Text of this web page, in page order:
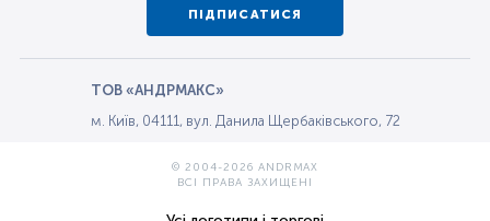
ПІДПИСАТИСЯ
ТОВ «АНДРМАКС»
м. Київ, 04111, вул. Данила Щербаківського, 72
© 2004-2026 ANDRMAX
ВСІ ПРАВА ЗАХИЩЕНІ